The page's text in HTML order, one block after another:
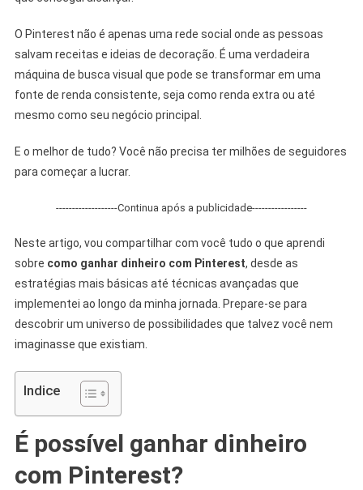
O Pinterest não é apenas uma rede social onde as pessoas
salvam receitas e ideias de decoração. É uma verdadeira
máquina de busca visual que pode se transformar em uma
fonte de renda consistente, seja como renda extra ou até
mesmo como seu negócio principal.
E o melhor de tudo? Você não precisa ter milhões de seguidores
para começar a lucrar.
-------------------Continua após a publicidade-----------------
Neste artigo, vou compartilhar com você tudo o que aprendi
sobre como ganhar dinheiro com Pinterest, desde as
estratégias mais básicas até técnicas avançadas que
implementei ao longo da minha jornada. Prepare-se para
descobrir um universo de possibilidades que talvez você nem
imaginasse que existiam.
Indice
É possível ganhar dinheiro
com Pinterest?